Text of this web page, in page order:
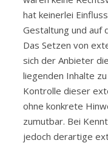
hat keinerlei
Gestaltung und auf
Das Setzen von
sich der Anbieter
liegenden Inhalte
Kontrolle dieser
ohne konkrete
zumutbar. Bei
jedoch derartige